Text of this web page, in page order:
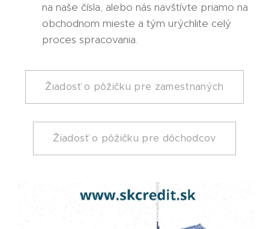
na naše čísla, alebo nás navštívte priamo na
obchodnom mieste a tým urýchlite celý
proces spracovania.
Žiadosť o pôžičku pre zamestnaných
Žiadosť o pôžičku pre dôchodcov